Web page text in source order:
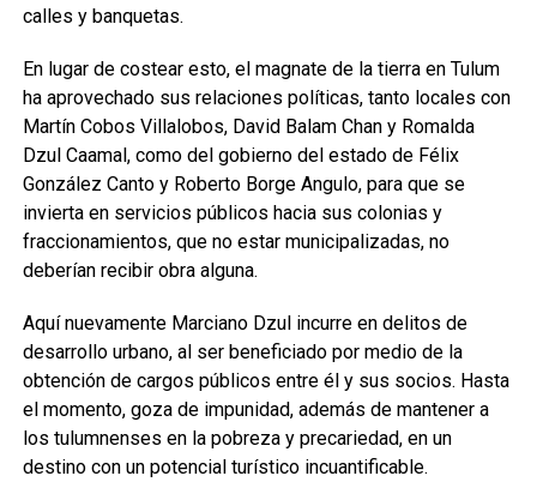
calles y banquetas.
En lugar de costear esto, el magnate de la tierra en Tulum
ha aprovechado sus relaciones políticas, tanto locales con
Martín Cobos Villalobos, David Balam Chan y Romalda
Dzul Caamal, como del gobierno del estado de Félix
González Canto y Roberto Borge Angulo, para que se
invierta en servicios públicos hacia sus colonias y
fraccionamientos, que no estar municipalizadas, no
deberían recibir obra alguna.
Aquí nuevamente Marciano Dzul incurre en delitos de
desarrollo urbano, al ser beneficiado por medio de la
obtención de cargos públicos entre él y sus socios. Hasta
el momento, goza de impunidad, además de mantener a
los tulumnenses en la pobreza y precariedad, en un
destino con un potencial turístico incuantificable.